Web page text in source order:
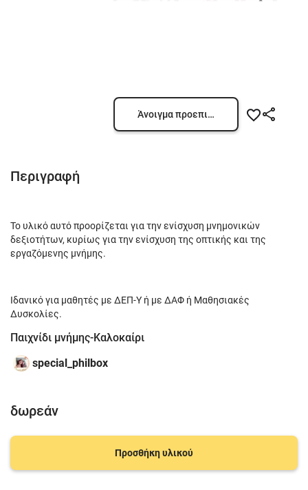
Άνοιγμα προεπισκόπησης
Περιγραφή
Το υλικό αυτό προορίζεται για την ενίσχυση μνημονικών
δεξιοτήτων, κυρίως για την ενίσχυση της οπτικής και της
εργαζόμενης μνήμης.
Ιδανικό για μαθητές με ΔΕΠ-Υ ή με ΔΑΦ ή Μαθησιακές
Δυσκολίες.
Παιχνίδι μνήμης-Καλοκαίρι
special_philbox
δωρεάν
Προσθήκη υλικού